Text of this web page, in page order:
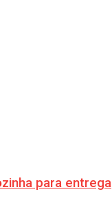
para entrega